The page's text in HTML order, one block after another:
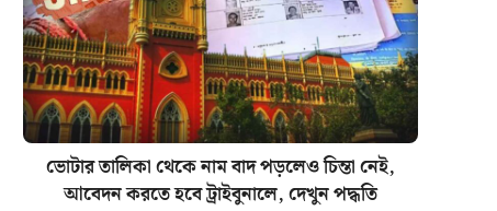
ভোটার তালিকা থেকে নাম বাদ পড়লেও চিন্তা নেই,
আবেদন করতে হবে ট্রাইবুনালে, দেখুন পদ্ধতি